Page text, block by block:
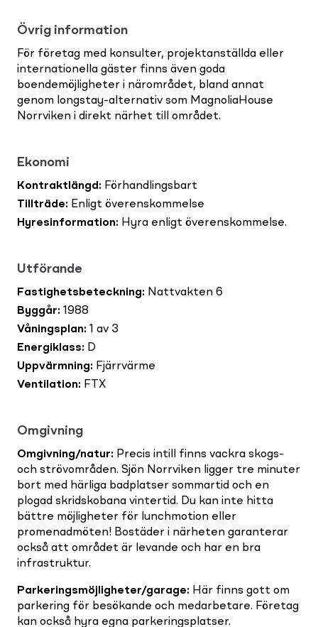
Övrig information
För företag med konsulter, projektanställda eller
internationella gäster finns även goda
boendemöjligheter i närområdet, bland annat
genom longstay-alternativ som MagnoliaHouse
Norrviken i direkt närhet till området.
Ekonomi
Kontraktlängd : Förhandlingsbart
Tillträde: Enligt överenskommelse
Hyresinformation: Hyra enligt överenskommelse.
Utförande
Fastighetsbeteckning: Nattvakten 6
Byggår: 1988
Våningsplan: 1 av 3
Energiklass: D
Uppvärmning: Fjärrvärme
Ventilation: FTX
Omgivning
Omgivning/natur: Precis intill finns vackra skogs-
och strövområden. Sjön Norrviken ligger tre minuter
bort med härliga badplatser sommartid och en
plogad skridskobana vintertid. Du kan inte hitta
bättre möjligheter för lunchmotion eller
promenadmöten! Bostäder i närheten garanterar
också att området är levande och har en bra
infrastruktur.
Parkeringsmöjligheter/garage: Här finns gott om
parkering för besökande och medarbetare. Företag
kan också hyra egna parkeringsplatser.